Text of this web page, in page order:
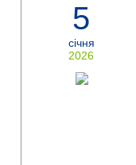
5
січня
2026